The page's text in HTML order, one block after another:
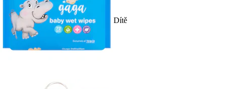
Dítě